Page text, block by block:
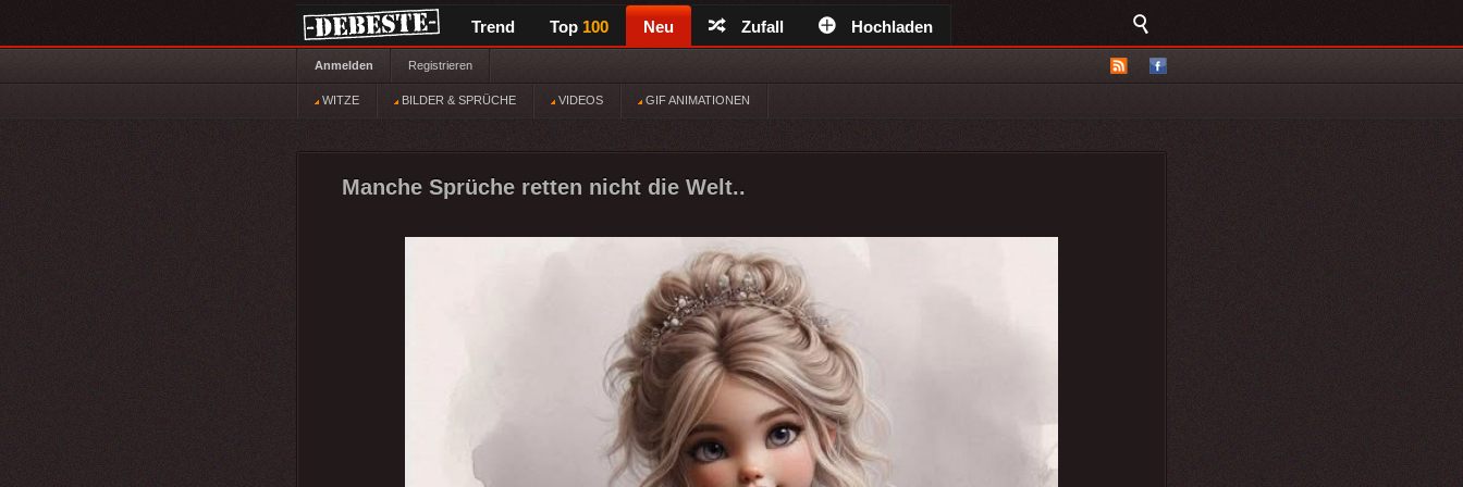
Trend Top 100 Neu Zufall Hochladen
Anmelden Registrieren
WITZE BILDER & SPRÜCHE VIDEOS GIF ANIMATIONEN
Manche Sprüche retten nicht die Welt..